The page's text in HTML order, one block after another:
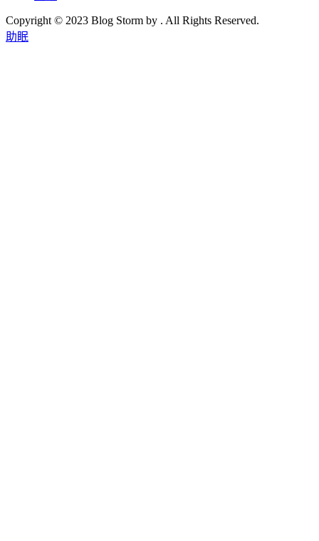
Copyright © 2023 Blog Storm by . All Rights Reserved.
助眠